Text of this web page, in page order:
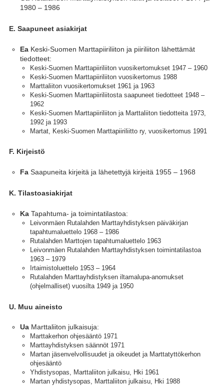
1980 – 1986
E. Saapuneet asiakirjat
EaKeski-Suomen Marttapiiriliiton ja piiriliiton lähettämät
tiedotteet:
Keski-Suomen Marttapiiriliiton vuosikertomukset 1947 – 1960
Keski-Suomen Marttapiiriliiton vuosikertomus 1988
Marttaliiton vuosikertomukset 1961 ja 1963
Keski-Suomen Marttapiiriliitosta saapuneet tiedotteet 1948 –
1962
Keski-Suomen Marttapiiriliiton ja Marttaliiton tiedotteita 1973,
1992 ja 1993
Martat, Keski-Suomen Marttapiiriliitto ry, vuosikertomus 1991
F. Kirjeistö
FaSaapuneita kirjeitä ja lähetettyjä kirjeitä 1955 – 1968
K. Tilastoasiakirjat
KaTapahtuma- ja toimintatilastoa:
Leivonmäen Rutalahden Marttayhdistyksen päiväkirjan
tapahtumaluettelo 1968 – 1986
Rutalahden Marttojen tapahtumaluettelo 1963
Leivonmäen Rutalahden Marttayhdistyksen toimintatilastoa
1963 – 1979
Irtaimistoluettelo 1953 – 1964
Rutalahden Marttayhdistyksen iltamalupa-anomukset
(ohjelmalliset) vuosilta 1949 ja 1950
U. Muu aineisto
UaMarttaliiton julkaisuja:
Marttakerhon ohjesääntö 1971
Marttayhdistyksen säännöt 1971
Martan jäsenvelvollisuudet ja oikeudet ja Marttatyttökerhon
ohjesääntö
Yhdistysopas, Marttaliiton julkaisu, Hki 1961
Martan yhdistysopas, Marttaliiton julkaisu, Hki 1988